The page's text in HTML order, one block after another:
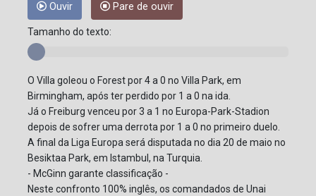
Ouvir Pare de ouvir
Tamanho do texto:
O Villa goleou o Forest por 4 a 0 no Villa Park, em
Birmingham, após ter perdido por 1 a 0 na ida.
Já o Freiburg venceu por 3 a 1 no Europa-Park-Stadion
depois de sofrer uma derrota por 1 a 0 no primeiro duelo.
A final da Liga Europa será disputada no dia 20 de maio no
Besiktaa Park, em Istambul, na Turquia.
- McGinn garante classificação -
Neste confronto 100% inglês, os comandados de Unai